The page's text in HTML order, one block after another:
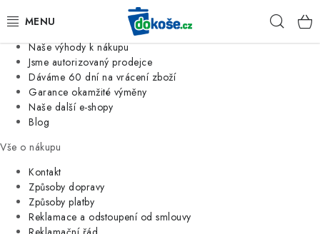
Jsme tradiční česká firma
Naše výhody k nákupu
Jsme autorizovaný prodejce
Dáváme 60 dní na vrácení zboží
Garance okamžité výměny
Naše další e-shopy
Blog
Vše o nákupu
Kontakt
Způsoby dopravy
Způsoby platby
Reklamace a odstoupení od smlouvy
KOŠE
SÁČKY
KUCHYNĚ
ORGANIZACE